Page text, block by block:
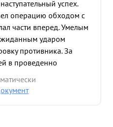
успех.
операцию обходом с
части вперед. Умелым
ударом
противника. За
в проведенно
Правительством
Тов. РЫ иков
...»